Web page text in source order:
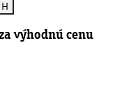
výhodnú cenu